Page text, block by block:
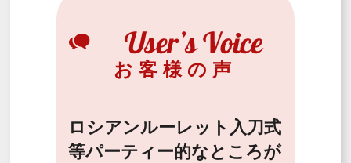
お客様の声
ロシアンルーレット入刀式
等パーティー的なところが